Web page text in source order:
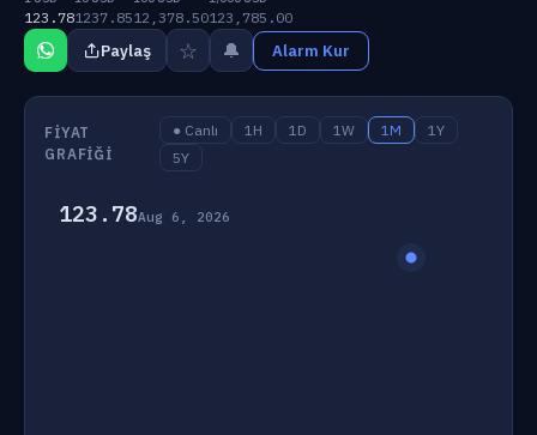
123.781237.8512,378.50123,785.00
Paylaş ☆ 🔔 Alarm Kur
FIYAT
GRAFIĞI
● Canlı 1H 1D 1W 1M
1Y
5Y
123.78Aug 6, 2026